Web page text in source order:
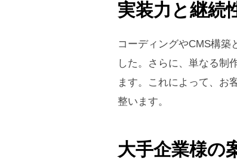
実装力と継続
コーディングやCMS構築
した。さらに、単なる制
ます。これによって、お
整います。
大手企業様の